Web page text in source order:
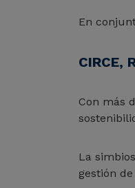
En
CIRCE,
Con más
La
gestión